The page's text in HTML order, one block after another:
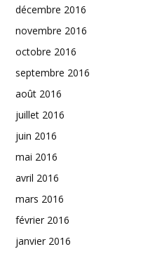
décembre 2016
novembre 2016
octobre 2016
septembre 2016
août 2016
juillet 2016
juin 2016
mai 2016
avril 2016
mars 2016
février 2016
janvier 2016